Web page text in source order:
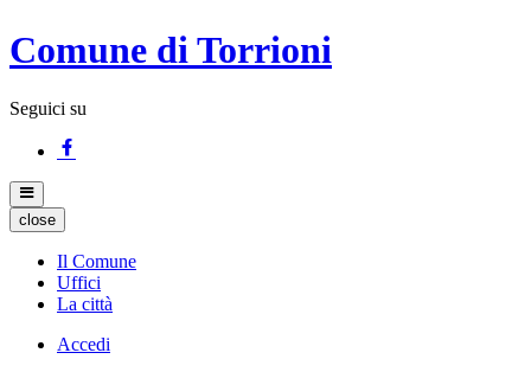
Comune di Torrioni
Seguici su
close
Il Comune
Uffici
La città
Accedi